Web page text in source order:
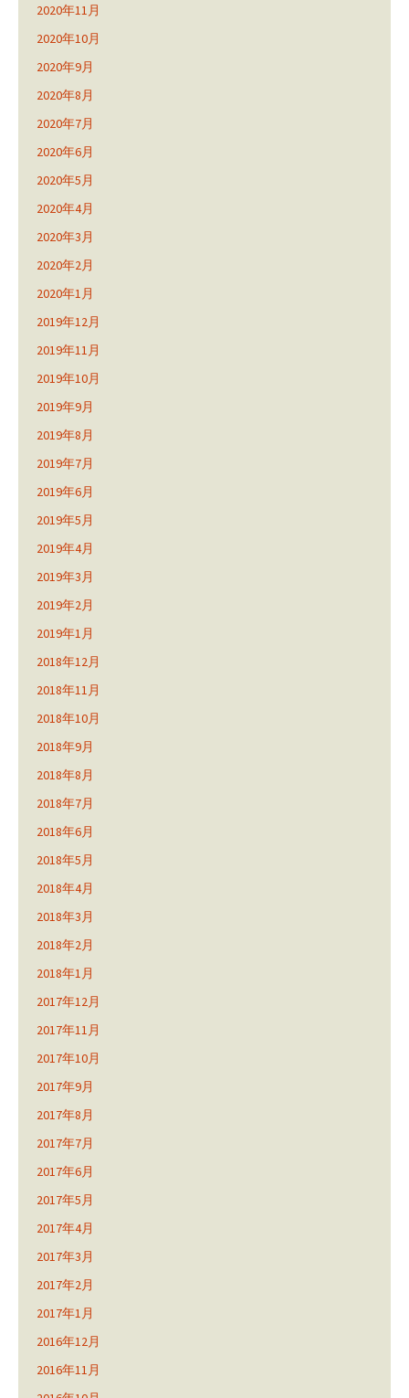
2020年11月
2020年10月
2020年9月
2020年8月
2020年7月
2020年6月
2020年5月
2020年4月
2020年3月
2020年2月
2020年1月
2019年12月
2019年11月
2019年10月
2019年9月
2019年8月
2019年7月
2019年6月
2019年5月
2019年4月
2019年3月
2019年2月
2019年1月
2018年12月
2018年11月
2018年10月
2018年9月
2018年8月
2018年7月
2018年6月
2018年5月
2018年4月
2018年3月
2018年2月
2018年1月
2017年12月
2017年11月
2017年10月
2017年9月
2017年8月
2017年7月
2017年6月
2017年5月
2017年4月
2017年3月
2017年2月
2017年1月
2016年12月
2016年11月